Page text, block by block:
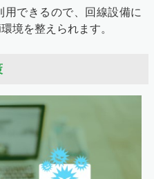
できるので、回線設備に
境を整えられます。